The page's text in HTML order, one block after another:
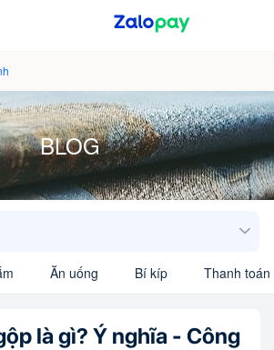
BLOG
Ăn uống Bí kíp Thanh
là gì? Ý nghĩa - Công